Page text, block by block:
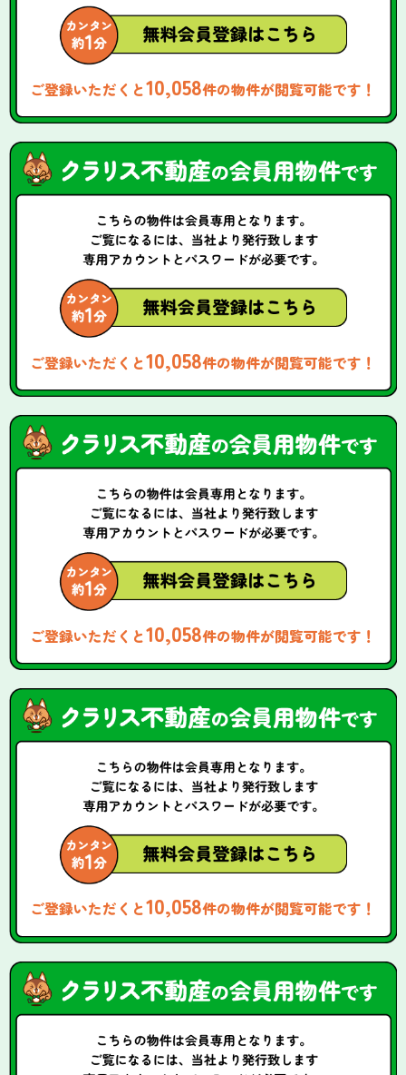
ご登録いただくと10,058件の物件が閲覧可能です！
ご登録いただくと10,058件の物件が閲覧可能です！
ご登録いただくと10,058件の物件が閲覧可能です！
ご登録いただくと10,058件の物件が閲覧可能です！